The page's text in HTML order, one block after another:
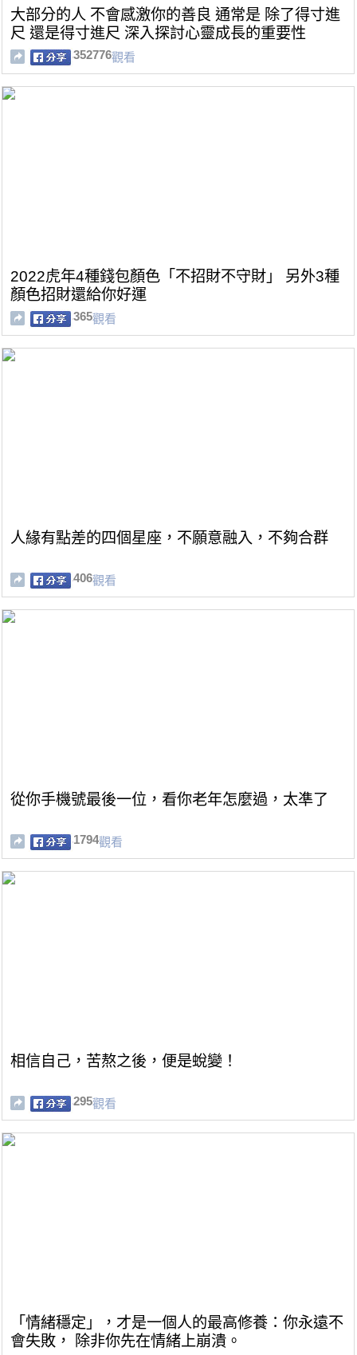
大部分的人 不會感激你的善良 通常是 除了得寸進
尺 還是得寸進尺 深入探討心靈成長的重要性
352776觀看
2022虎年4種錢包顏色「不招財不守財」 另外3種
顏色招財還給你好運
365觀看
人緣有點差的四個星座，不願意融入，不夠合群
406觀看
從你手機號最後一位，看你老年怎麼過，太凖了
1794觀看
相信自己，苦熬之後，便是蛻變！
295觀看
「情緒穩定」，才是一個人的最高修養：你永遠不
會失敗， 除非你先在情緒上崩潰。